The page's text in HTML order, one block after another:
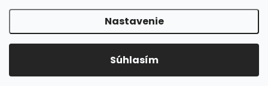
Nastavenie
Súhlasím
KOTUCOVO.SK. Všetky práva vyhradené.